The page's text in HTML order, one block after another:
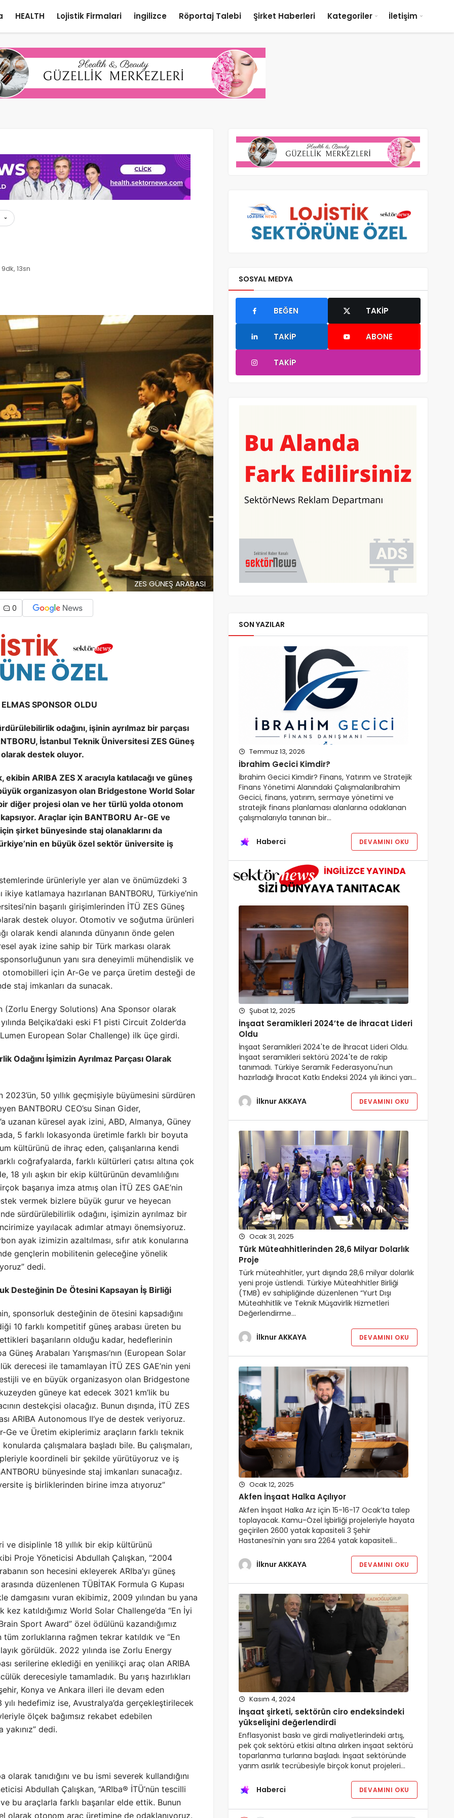
HEALTH Lojistik Firmalari ingilizce Röportaj Talebi Şirket Haberleri Kategoriler İletişim
13sn
ZES GÜNEŞ ARABASI
0
SPONSOR OLDU
odağını, işinin ayrılmaz bir parçası
İstanbul Teknik Üniversitesi ZES Güneş
olarak destek oluyor.
ARIBA ZES X aracıyla katılacağı ve güneş
organizasyon olan Bridgestone World Solar
bir diğer projesi olan ve her türlü yolda otonom
Araçlar için BANTBORU Ar-GE ve
şirket bünyesinde staj olanaklarını da
en büyük özel sektör üniversite iş
ürünleriyle yer alan ve önümüzdeki 3
katlamaya hazırlanan BANTBORU, Türkiye’nin
başarılı girişimlerinden İTÜ ZES Güneş
destek oluyor. Otomotiv ve soğutma ürünleri
olarak kendi alanında dünyanın önde gelen
ayak izine sahip bir Türk markası olarak
yanı sıra deneyimli mühendislik ve
için Ar-Ge ve parça üretim desteği de
staj imkanları da sunacak.
(Zorlu Energy Solutions) Ana Sponsor olarak
Belçika’daki eski F1 pisti Circuit Zolder’da
European Solar Challenge) ilk üçe girdi.
Odağını İşimizin Ayrılmaz Parçası Olarak
2023’ün, 50 yıllık geçmişiyle büyümesini sürdüren
BANTBORU CEO’su Sinan Gider,
uzanan küresel ayak izini, ABD, Almanya, Güney
5 farklı lokasyonda üretimle farklı bir boyuta
kültürünü de ihraç eden, çalışanlarına kendi
coğrafyalarda, farklı kültürleri çatısı altına çok
yılı aşkın bir ekip kültürünün devamlılığını
başarıya imza atmış olan İTÜ ZES GAE’nin
vermek bizlere büyük gurur ve heyecan
sürdürülebilirlik odağını, işimizin ayrılmaz bir
yayılacak adımlar atmayı önemsiyoruz.
ayak izimizin azaltılması, sıfır atık konularına
gençlerin mobilitenin geleceğine yönelik
dedi.
Desteğinin De Ötesini Kapsayan İş Birliği
sponsorluk desteğinin de ötesini kapsadığını
10 farklı kompetitif güneş arabası üreten bu
başarıların olduğu kadar, hedeflerinin
Arabaları Yarışması’nın (European Solar
derecesi ile tamamlayan İTÜ ZES GAE’nin yeni
ve en büyük organizasyon olan Bridgestone
güneye kat edecek 3021 km’lik bu
destekçisi olacağız. Bunun dışında, İTÜ ZES
ARIBA Autonomous II‘ye de destek veriyoruz.
Ge ve Üretim ekiplerimiz araçların farklı teknik
çalışmalara başladı bile. Bu çalışmaları,
koordineli bir şekilde yürütüyoruz ve iş
bünyesinde staj imkanları sunacağız.
iş birliklerinden birine imza atıyoruz”
ve disiplinle 18 yıllık bir ekip kültürünü
Proje Yöneticisi Abdullah Çalışkan, “2004
son hecesini ekleyerek ARIba’yı güneş
düzenlenen TÜBİTAK Formula G Kupası
damgasını vuran ekibimiz, 2009 yılından bu yana
katıldığımız World Solar Challenge’da “En İyi
Sport Award” özel ödülünü kazandığımız
zorluklarına rağmen tekrar katıldık ve “En
görüldük. 2022 yılında ise Zorlu Energy
serilerine eklediği en yenilikçi araç olan ARIBA
derecesiyle tamamladık. Bu yarış hazırlıkları
Konya ve Ankara illeri ile devam eden
hedefimiz ise, Avustralya’da gerçekleştirilecek
ölçek bağımsız rekabet edebilen
dedi.
tanıdığını ve bu ismi severek kullandığını
Abdullah Çalışkan, “ARIba® İTÜ’nün tescilli
bu araçlarla farklı başarılar elde ettik. Bunun
olarak otonom araç üretimine de odaklanıyoruz.
SOSYAL MEDYA
BEĞEN TAKIP
TAKIP ABONE
TAKIP
SON YAZILAR
Temmuz 13, 2026
İbrahim Gecici Kimdir?
İbrahim Gecici Kimdir? Finans, Yatırım ve Stratejik
Finans Yönetimi Alanındaki Çalışmalarıİbrahim
Gecici, finans, yatırım, sermaye yönetimi ve
stratejik finans planlaması alanlarına odaklanan
çalışmalarıyla tanınan bir…
Haberci DEVAMINI OKU
Şubat 12, 2025
İnşaat Seramikleri 2024’te de İhracat Lideri
Oldu
İnşaat Seramikleri 2024'te de İhracat Lideri Oldu.
İnşaat seramikleri sektörü 2024'te de rakip
tanımadı. Türkiye Seramik Federasyonu'nun
hazırladığı İhracat Katkı Endeksi 2024 yılı ikinci yarı…
İlknur AKKAYA DEVAMINI OKU
Ocak 31, 2025
Türk Müteahhitlerinden 28,6 Milyar Dolarlık
Proje
Türk müteahhitler, yurt dışında 28,6 milyar dolarlık
yeni proje üstlendi. Türkiye Müteahhitler Birliği
(TMB) ev sahipliğinde düzenlenen “Yurt Dışı
Müteahhitlik ve Teknik Müşavirlik Hizmetleri
Değerlendirme…
İlknur AKKAYA DEVAMINI OKU
Ocak 12, 2025
Akfen İnşaat Halka Açılıyor
Akfen İnşaat Halka Arz için 15-16-17 Ocak’ta talep
toplayacak. Kamu-Özel İşbirliği projeleriyle hayata
geçirilen 2600 yatak kapasiteli 3 Şehir
Hastanesi’nin yanı sıra 2264 yatak kapasiteli…
İlknur AKKAYA DEVAMINI OKU
Kasım 4, 2024
İnşaat şirketi, sektörün ciro endeksindeki
yükselişini değerlendirdi
Enflasyonist baskı ve girdi maliyetlerindeki artış,
pek çok sektörü etkisi altına alırken inşaat sektörü
toparlanma turlarına başladı. İnşaat sektöründe
yarım asırlık tecrübesiyle birçok konut projeleri…
Haberci DEVAMINI OKU